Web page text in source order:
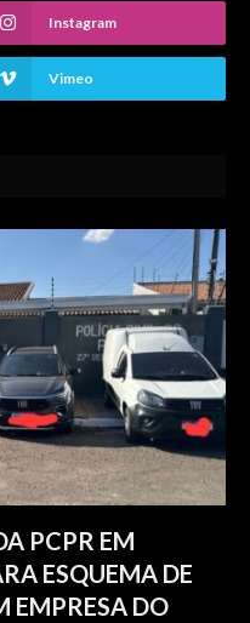
Instagram
Vimeo
PCPR EM
ESQUEMA DE
EMPRESA DO